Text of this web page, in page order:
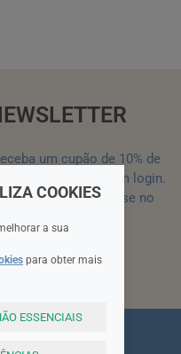
um cupão de 10% de
efetuada com login.
primeiro registar-se no
Subscrever
COOKIES
a sua
para obter mais
ESSENCIAIS